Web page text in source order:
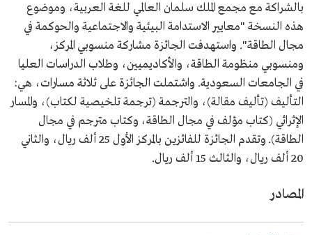
بالشراكة مع مجمع الملك سلمان العالمي للغة العربية، وموضوع
هذه النسخة "معايير الاستدامة البيئية والاجتماعية والحوكمة في
مجال الطاقة". واستهدفت الجائزة مشاركة منسوبي المركز،
ومنسوبي منظومة الطاقة، والأكاديميين، وطلاب الدراسات العليا
في الجامعات السعودية. واشتملت الجائزة على ثلاثة مسارات، هي:
التأليف (تأليف مقالة)، والترجمة (ترجمة تلخيصية لكتاب)، والمسار
الإثرائي (كتاب مؤلف في مجال الطاقة، وكتاب مترجم في مجال
الطاقة). وتقدم الجائزة للفائزين بالمركز الأول 25 ألف ريال، والثاني
20 ألف ريال، والثالث 15 ألف ريال.
المصادر